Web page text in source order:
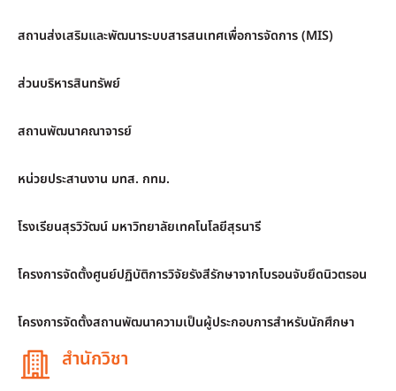
สถานส่งเสริมและพัฒนาระบบสารสนเทศเพื่อการจัดการ (MIS)
ส่วนบริหารสินทรัพย์
สถานพัฒนาคณาจารย์
หน่วยประสานงาน มทส. กทม.
โรงเรียนสุรวิวัฒน์ มหาวิทยาลัยเทคโนโลยีสุรนารี
โครงการจัดตั้งศูนย์ปฏิบัติการวิจัยรังสีรักษาจากโบรอนจับยึดนิวตรอน
โครงการจัดตั้งสถานพัฒนาความเป็นผู้ประกอบการสำหรับนักศึกษา
สำนักวิชา